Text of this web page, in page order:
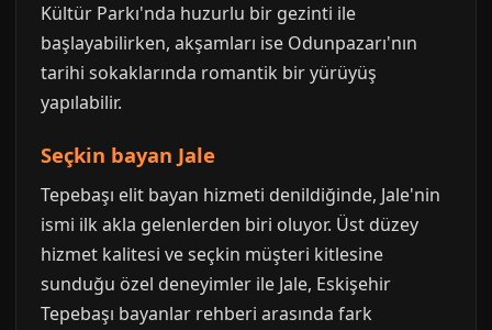
Kültür Parkı'nda huzurlu bir gezinti ile
başlayabilirken, akşamları ise Odunpazarı'nın
tarihi sokaklarında romantik bir yürüyüş
yapılabilir.
Seçkin bayan Jale
Tepebaşı elit bayan hizmeti denildiğinde, Jale'nin
ismi ilk akla gelenlerden biri oluyor. Üst düzey
hizmet kalitesi ve seçkin müşteri kitlesine
sunduğu özel deneyimler ile Jale, Eskişehir
Tepebaşı bayanlar rehberi arasında fark